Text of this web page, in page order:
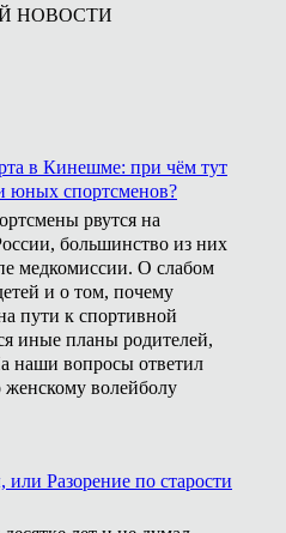
НОВОСТИ
в Кинешме: при чём тут
юных спортсменов?
рвутся на
большинство из них
медкомиссии. О слабом
и о том, почему
пути к спортивной
иные планы родителей,
наши вопросы ответил
волейболу
Разорение по старости